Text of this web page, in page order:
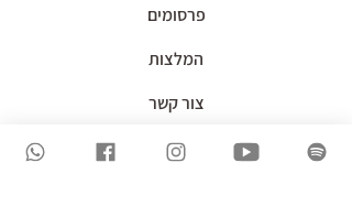
פרסומים
המלצות
צור קשר